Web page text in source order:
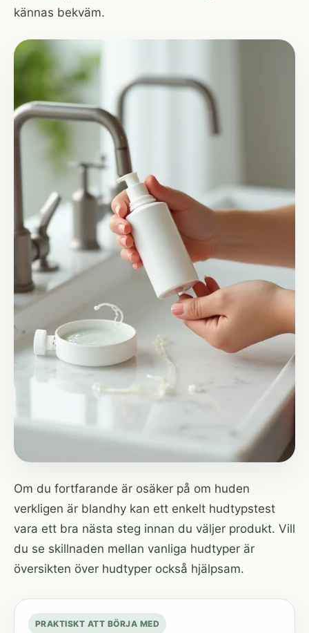
kännas bekväm.
Om du fortfarande är osäker på om huden
verkligen är blandhy kan ett enkelt hudtypstest
vara ett bra nästa steg innan du väljer produkt. Vill
du se skillnaden mellan vanliga hudtyper är
översikten över hudtyper också hjälpsam.
PRAKTISKT ATT BÖRJA MED